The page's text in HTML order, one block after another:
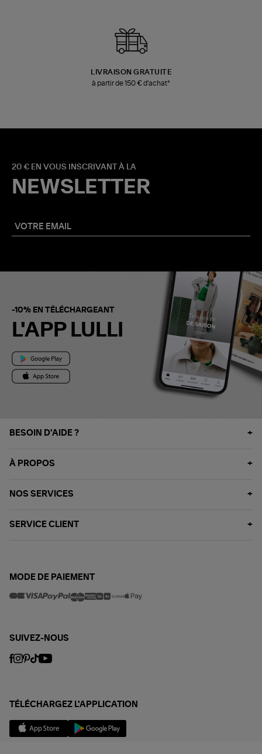
LIVRAISON GRATUITE
à partir de 150 € d'achat*
20 € EN VOUS INSCRIVANT À LA
NEWSLETTER
-10% EN TÉLÉCHARGEANT
L'APP LULLI
BESOIN D'AIDE ?
À PROPOS
NOS SERVICES
SERVICE CLIENT
MODE DE PAIEMENT
SUIVEZ-NOUS
TÉLÉCHARGEZ L'APPLICATION